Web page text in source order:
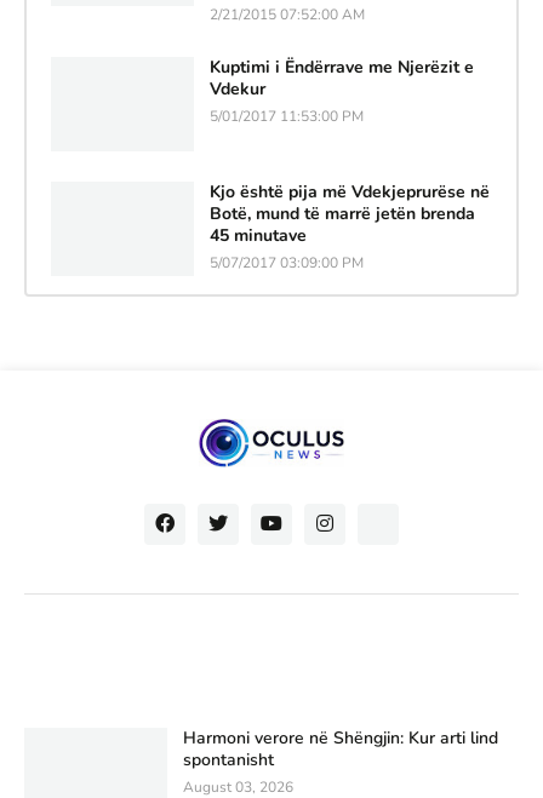
2/21/2015 07:52:00 AM
Kuptimi i Ëndërrave me Njerëzit e
Vdekur
5/01/2017 11:53:00 PM
Kjo është pija më Vdekjeprurëse në
Botë, mund të marrë jetën brenda
45 minutave
5/07/2017 03:09:00 PM
Harmoni verore në Shëngjin: Kur arti lind
spontanisht
August 03, 2026